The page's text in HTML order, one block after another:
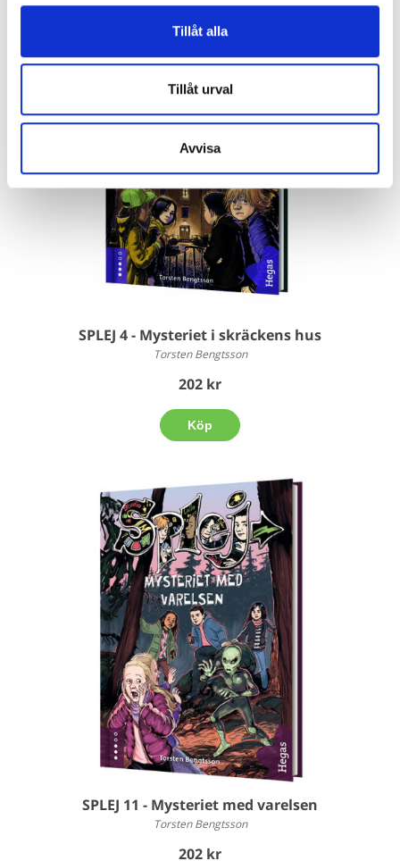
Tillåt alla
Tillåt urval
Avvisa
SPLEJ 4 - Mysteriet i skräckens hus
Torsten Bengtsson
202 kr
Köp
SPLEJ 11 - Mysteriet med varelsen
Torsten Bengtsson
202 kr